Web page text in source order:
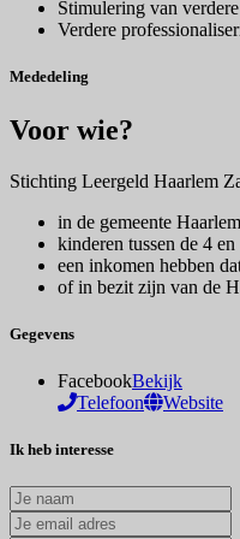
Stimulering van
Verdere
Mededeling
Voor wie?
Stichting Leergeld Haarlem
in de gemeente
kinderen tussen de 4
een inkomen hebben
of in bezit zijn van de
Gegevens
FacebookBekijk
Telefoon
Website
Ik heb interesse